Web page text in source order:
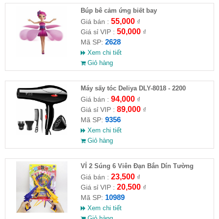
​Búp bê cảm ứng biết bay
Giá bán : 55,000₫
Giá sỉ VIP : 50,000₫
Mã SP: 2628
Xem chi tiết
Giỏ hàng
Máy sấy tóc Deliya DLY-8018 - 2200
Giá bán : 94,000₫
Giá sỉ VIP : 89,000₫
Mã SP: 9356
Xem chi tiết
Giỏ hàng
VỈ 2 Súng 6 Viên Đạn Bắn Dín Tường
Giá bán : 23,500₫
Giá sỉ VIP : 20,500₫
Mã SP: 10989
Xem chi tiết